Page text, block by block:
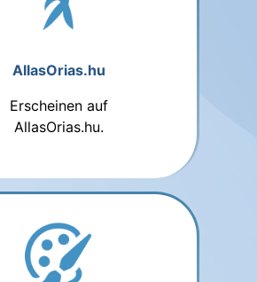
AllasOrias.hu
Erscheinen auf
AllasOrias.hu.